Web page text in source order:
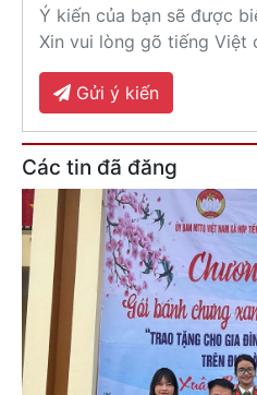
Ý kiến của bạn sẽ được
Xin vui lòng gõ tiếng Việt
Gửi ý kiến
Các tin đã đăng